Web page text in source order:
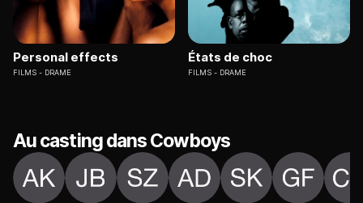
Personal effects
FILMS DRAME
États de choc
FILMS DRAME
Au casting dans Cowboys